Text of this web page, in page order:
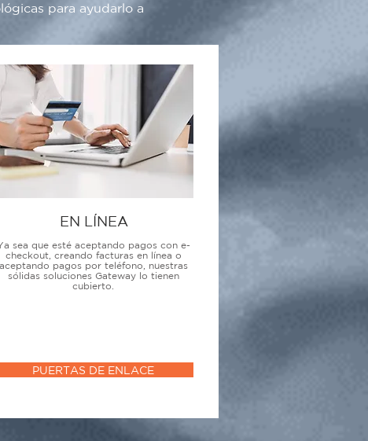
para ayudarlo a
EN LÍNEA
sea que esté aceptando pagos con e-
checkout, creando facturas en línea o
aceptando pagos por teléfono, nuestras
sólidas soluciones Gateway lo tienen
cubierto.
PUERTAS DE ENLACE